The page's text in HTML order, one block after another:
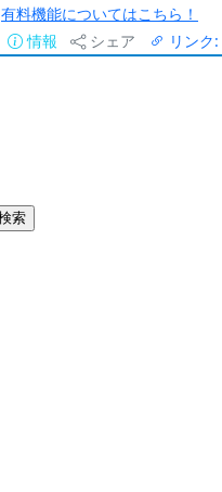
有料機能についてはこちら！
情報
シェア リンク: